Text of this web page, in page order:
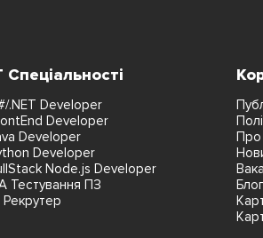
Спеціальності
.NET Developer
Developer
Developer
Developer
Node.js Developer
Тестування ПЗ
Рекрутер
Про
Блог